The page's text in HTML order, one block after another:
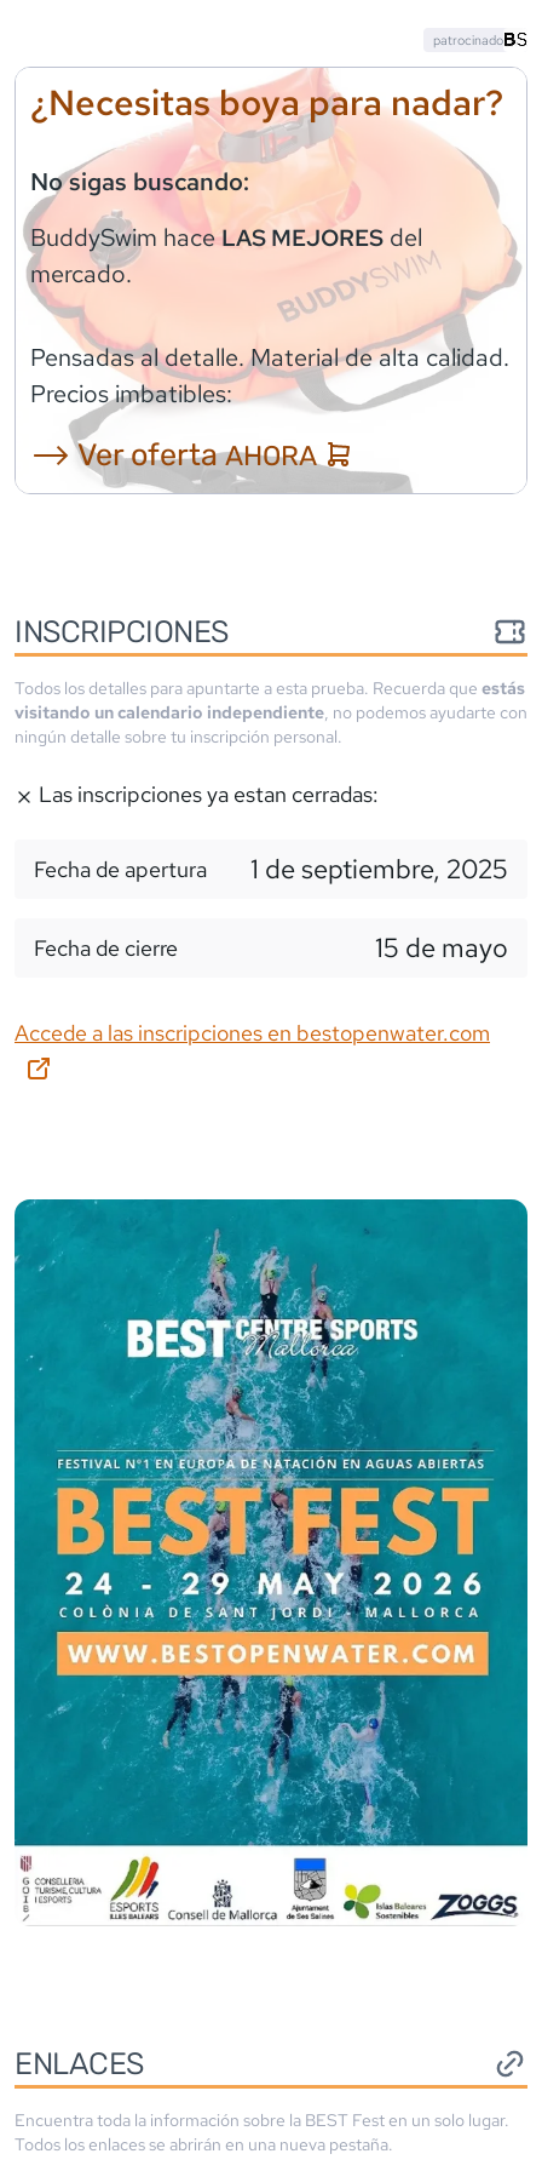
¿Necesitas boya para nadar?
No sigas buscando:
BuddySwim haceLAS MEJORES del
mercado.
Pensadas al detalle. Material de alta calidad.
Precios imbatibles:
⟶ Ver ofertaAHORA
patrocinado
INSCRIPCIONES
Todos los detalles para apuntarte a esta prueba. Recuerda que estás
visitando un calendario independiente, no podemos ayudarte con
ningún detalle sobre tu inscripción personal.
Las inscripciones ya estan cerradas:
Fecha de apertura 1 de septiembre, 2025
Fecha de cierre 15 de mayo
Accede a las inscripciones en bestopenwater.com
ENLACES
Encuentra toda la información sobre la BEST Fest en un solo lugar.
Todos los enlaces se abrirán en una nueva pestaña.